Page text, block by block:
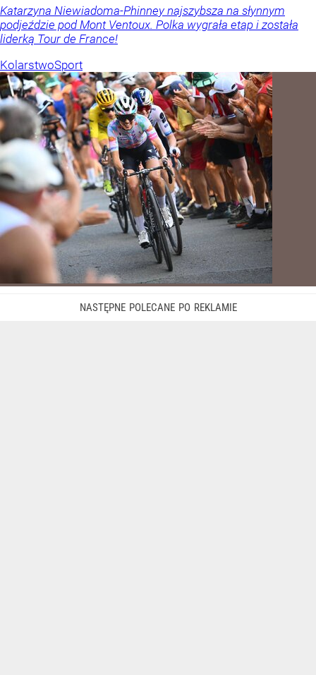
Katarzyna Niewiadoma-Phinney najszybsza na słynnym
podjeździe pod Mont Ventoux. Polka wygrała etap i została
liderką Tour de France!
KolarstwoSport